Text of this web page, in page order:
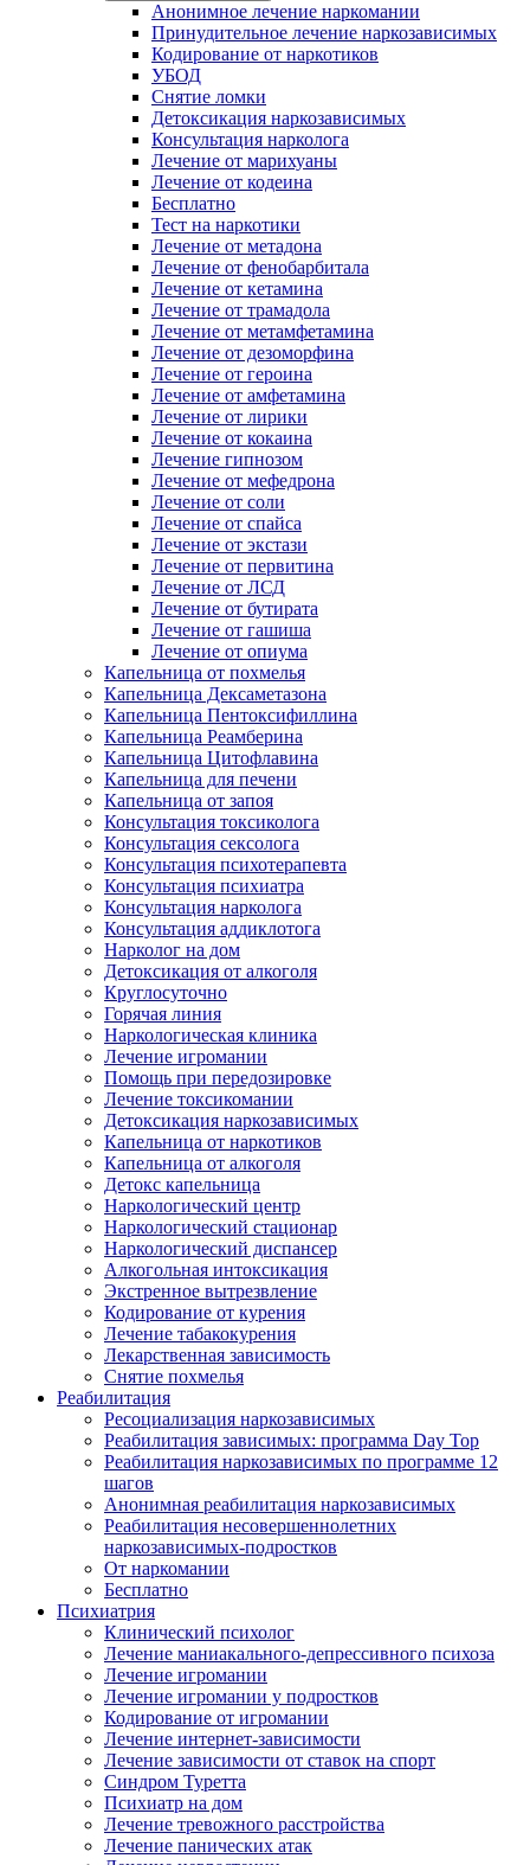
Анонимное лечение наркомании
Принудительное лечение наркозависимых
Кодирование от наркотиков
УБОД
Снятие ломки
Детоксикация наркозависимых
Консультация нарколога
Лечение от марихуаны
Лечение от кодеина
Бесплатно
Тест на наркотики
Лечение от метадона
Лечение от фенобарбитала
Лечение от кетамина
Лечение от трамадола
Лечение от метамфетамина
Лечение от дезоморфина
Лечение от героина
Лечение от амфетамина
Лечение от лирики
Лечение от кокаина
Лечение гипнозом
Лечение от мефедрона
Лечение от соли
Лечение от спайса
Лечение от экстази
Лечение от первитина
Лечение от ЛСД
Лечение от бутирата
Лечение от гашиша
Лечение от опиума
Капельница от похмелья
Капельница Дексаметазона
Капельница Пентоксифиллина
Капельница Реамберина
Капельница Цитофлавина
Капельница для печени
Капельница от запоя
Консультация токсиколога
Консультация сексолога
Консультация психотерапевта
Консультация психиатра
Консультация нарколога
Консультация аддиклотога
Нарколог на дом
Детоксикация от алкоголя
Круглосуточно
Горячая линия
Наркологическая клиника
Лечение игромании
Помощь при передозировке
Лечение токсикомании
Детоксикация наркозависимых
Капельница от наркотиков
Капельница от алкоголя
Детокс капельница
Наркологический центр
Наркологический стационар
Наркологический диспансер
Алкогольная интоксикация
Экстренное вытрезвление
Кодирование от курения
Лечение табакокурения
Лекарственная зависимость
Снятие похмелья
Реабилитация
Ресоциализация наркозависимых
Реабилитация зависимых: программа Day Top
Реабилитация наркозависимых по программе 12
шагов
Анонимная реабилитация наркозависимых
Реабилитация несовершеннолетних
наркозависимых-подростков
От наркомании
Бесплатно
Психиатрия
Клинический психолог
Лечение маниакального-депрессивного психоза
Лечение игромании
Лечение игромании у подростков
Кодирование от игромании
Лечение интернет-зависимости
Лечение зависимости от ставок на спорт
Синдром Туретта
Психиатр на дом
Лечение тревожного расстройства
Лечение панических атак